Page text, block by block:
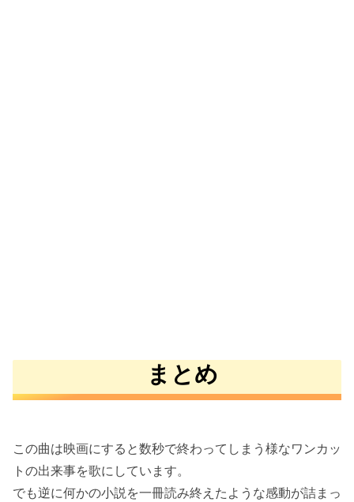
まとめ
この曲は映画にすると数秒で終わってしまう様なワンカッ
トの出来事を歌にしています。
でも逆に何かの小説を一冊読み終えたような感動が詰まっ